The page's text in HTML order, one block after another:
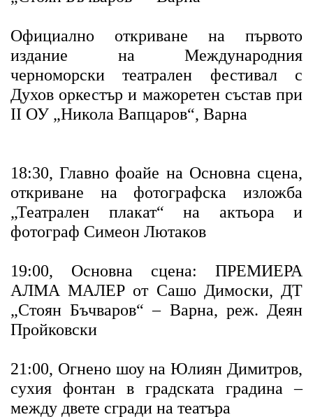
Официално откриване на първото
издание на Международния
черноморски театрален фестивал с
Духов оркестър и мажоретен състав при
II ОУ „Никола Вапцаров“, Варна
18:30, Главно фоайе на Основна сцена,
откриване на фотографска изложба
„Театрален плакат“ на актьора и
фотограф Симеон Лютаков
19:00, Основна сцена: ПРЕМИЕРА
АЛМА МАЛЕР от Сашо Димоски, ДТ
„Стоян Бъчваров“ – Варна, реж. Деян
Пройковски
21:00, Огнено шоу на Юлиян Димитров,
сухия фонтан в градската градина –
между двете сгради на театъра